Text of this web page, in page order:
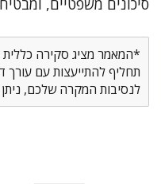
סיכונים משפטיים,
*המאמר מציג סקירה כללית
תחליף להתייעצות עם עורך
לנסיבות המקרה שלכם, ניתן